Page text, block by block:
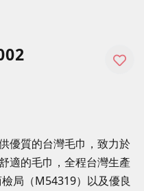
優質的台灣毛巾，致力於
適的毛巾，全程台灣生產
局（M54319）以及優良